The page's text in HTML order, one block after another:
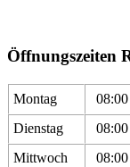
Öffnungszeiten
Montag
Dienstag
Mittwoch